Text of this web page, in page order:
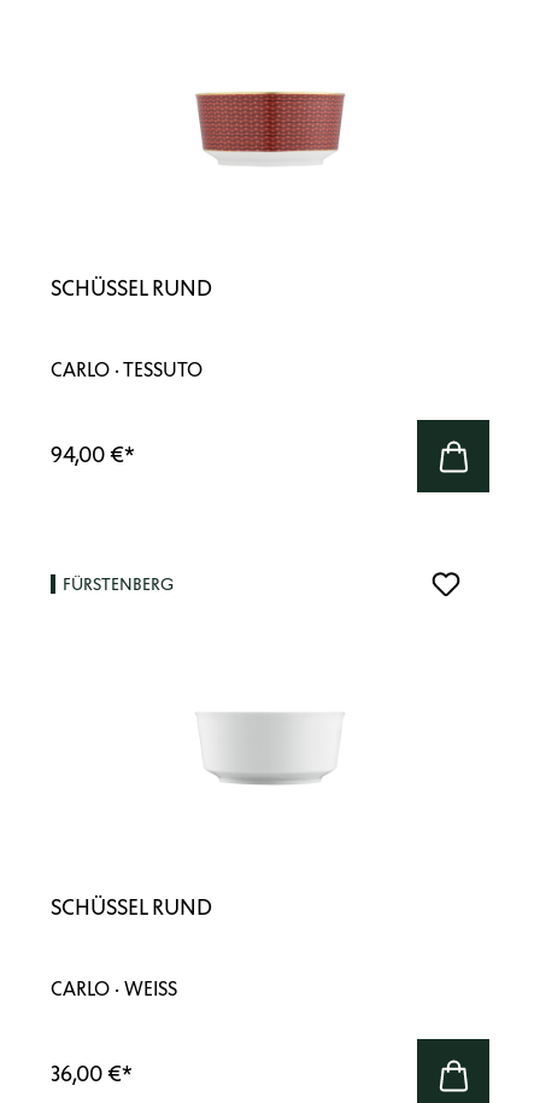
SCHÜSSEL RUND
CARLO · TESSUTO
94,00 €*
FÜRSTENBERG
SCHÜSSEL RUND
CARLO · WEISS
36,00 €*